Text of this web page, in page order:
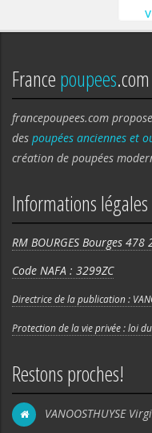
Francepoupees.com
francepoupees.com
des poupées anciennes et
création de poupées
Informations légales
RM BOURGES Bourges 478
Code NAFA : 3299ZC
Directrice de la publication :
Protection de la vie privée : loi
Restons proches!
VANOOSTHUYSE